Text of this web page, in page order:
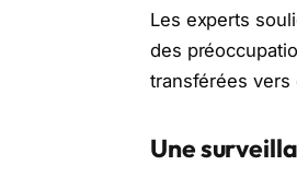
Les experts
des
transférées vers
Une